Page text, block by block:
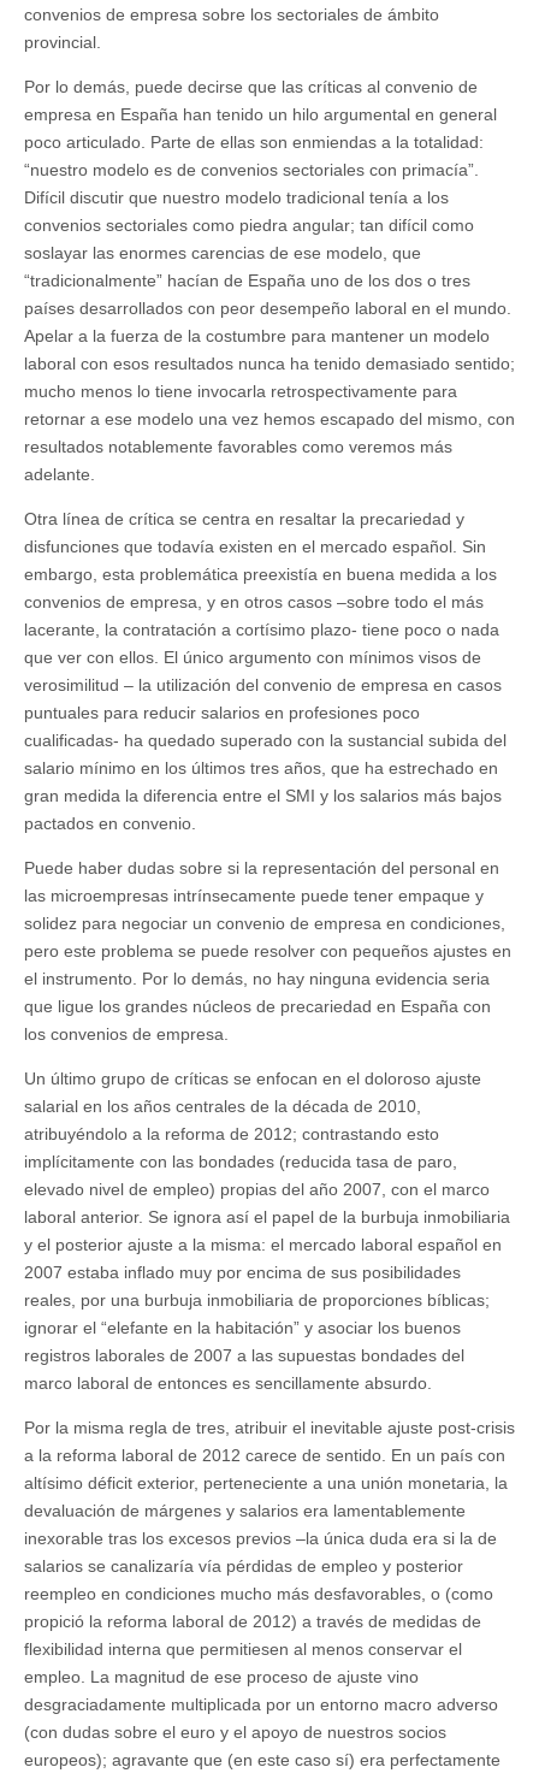
convenios de empresa sobre los sectoriales de ámbito
provincial.
Por lo demás, puede decirse que las críticas al convenio de
empresa en España han tenido un hilo argumental en general
poco articulado. Parte de ellas son enmiendas a la totalidad:
“nuestro modelo es de convenios sectoriales con primacía”.
Difícil discutir que nuestro modelo tradicional tenía a los
convenios sectoriales como piedra angular; tan difícil como
soslayar las enormes carencias de ese modelo, que
“tradicionalmente” hacían de España uno de los dos o tres
países desarrollados con peor desempeño laboral en el mundo.
Apelar a la fuerza de la costumbre para mantener un modelo
laboral con esos resultados nunca ha tenido demasiado sentido;
mucho menos lo tiene invocarla retrospectivamente para
retornar a ese modelo una vez hemos escapado del mismo, con
resultados notablemente favorables como veremos más
adelante.
Otra línea de crítica se centra en resaltar la precariedad y
disfunciones que todavía existen en el mercado español. Sin
embargo, esta problemática preexistía en buena medida a los
convenios de empresa, y en otros casos –sobre todo el más
lacerante, la contratación a cortísimo plazo- tiene poco o nada
que ver con ellos. El único argumento con mínimos visos de
verosimilitud – la utilización del convenio de empresa en casos
puntuales para reducir salarios en profesiones poco
cualificadas- ha quedado superado con la sustancial subida del
salario mínimo en los últimos tres años, que ha estrechado en
gran medida la diferencia entre el SMI y los salarios más bajos
pactados en convenio.
Puede haber dudas sobre si la representación del personal en
las microempresas intrínsecamente puede tener empaque y
solidez para negociar un convenio de empresa en condiciones,
pero este problema se puede resolver con pequeños ajustes en
el instrumento. Por lo demás, no hay ninguna evidencia seria
que ligue los grandes núcleos de precariedad en España con
los convenios de empresa.
Un último grupo de críticas se enfocan en el doloroso ajuste
salarial en los años centrales de la década de 2010,
atribuyéndolo a la reforma de 2012; contrastando esto
implícitamente con las bondades (reducida tasa de paro,
elevado nivel de empleo) propias del año 2007, con el marco
laboral anterior. Se ignora así el papel de la burbuja inmobiliaria
y el posterior ajuste a la misma: el mercado laboral español en
2007 estaba inflado muy por encima de sus posibilidades
reales, por una burbuja inmobiliaria de proporciones bíblicas;
ignorar el “elefante en la habitación” y asociar los buenos
registros laborales de 2007 a las supuestas bondades del
marco laboral de entonces es sencillamente absurdo.
Por la misma regla de tres, atribuir el inevitable ajuste post-crisis
a la reforma laboral de 2012 carece de sentido. En un país con
altísimo déficit exterior, perteneciente a una unión monetaria, la
devaluación de márgenes y salarios era lamentablemente
inexorable tras los excesos previos –la única duda era si la de
salarios se canalizaría vía pérdidas de empleo y posterior
reempleo en condiciones mucho más desfavorables, o (como
propició la reforma laboral de 2012) a través de medidas de
flexibilidad interna que permitiesen al menos conservar el
empleo. La magnitud de ese proceso de ajuste vino
desgraciadamente multiplicada por un entorno macro adverso
(con dudas sobre el euro y el apoyo de nuestros socios
europeos); agravante que (en este caso sí) era perfectamente